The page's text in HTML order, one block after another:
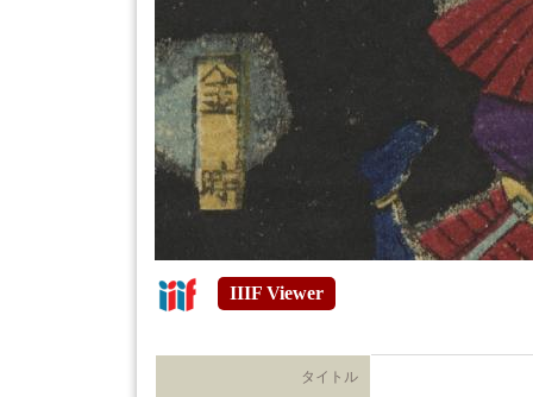
IIIF Viewer
タイトル